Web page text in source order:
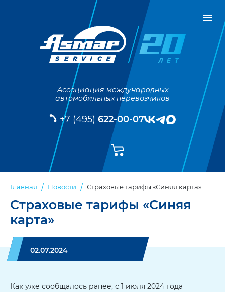
Ассоциация международных
автомобильных перевозчиков
+7 (495) 622-00-07
Главная Новости Страховые тарифы «Синяя карта»
Страховые тарифы «Синяя
карта»
02.07.2024
Как уже сообщалось ранее, с 1 июля 2024 года